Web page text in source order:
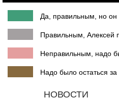
Да, правильным, но
Правильным, Алексей
Неправильным, надо
Надо было остаться
НОВОСТИ